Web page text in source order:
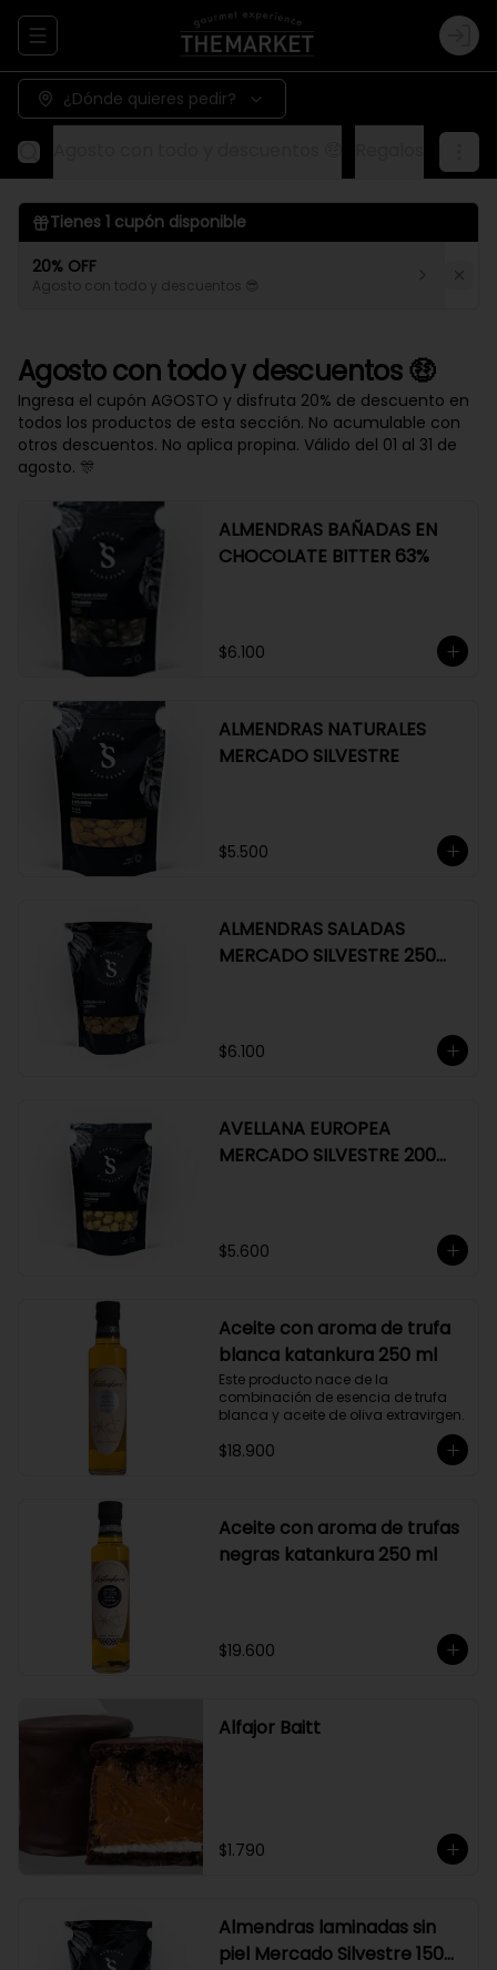
Abrir menu de navegación Login
¿Dónde quieres pedir?
Tienes 1 cupón disponible
20% OFF
Agosto con todo y descuentos 😎
Agosto con todo y descuentos 🤑
Ingresa el cupón AGOSTO y disfruta 20% de descuento en
todos los productos de esta sección. No acumulable con
otros descuentos. No aplica propina. Válido del 01 al 31 de
agosto. 🎊
ALMENDRAS BAÑADAS EN
CHOCOLATE BITTER 63%
$6.100
ALMENDRAS NATURALES
MERCADO SILVESTRE
$5.500
ALMENDRAS SALADAS
MERCADO SILVESTRE 250
$6.100
AVELLANA EUROPEA
MERCADO SILVESTRE 200
$5.600
Aceite con aroma de trufa
blanca katankura 250 ml
Este producto nace de la
combinación de esencia de trufa
blanca y aceite de oliva extravirgen.
$18.900
Aceite con aroma de trufas
negras katankura 250 ml
$19.600
Alfajor Baitt
$1.790
Almendras laminadas sin
piel Mercado Silvestre 150